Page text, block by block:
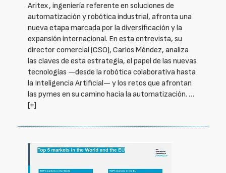
Aritex, ingeniería referente en soluciones de
automatización y robótica industrial, afronta una
nueva etapa marcada por la diversificación y la
expansión internacional. En esta entrevista, su
director comercial (CSO), Carlos Méndez, analiza
las claves de esta estrategia, el papel de las nuevas
tecnologías —desde la robótica colaborativa hasta
la Inteligencia Artificial— y los retos que afrontan
las pymes en su camino hacia la automatización. …
[+]